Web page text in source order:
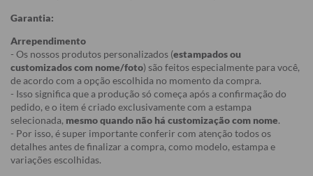
Garantia:
Arrependimento
- Os nossos produtos personalizados (estampados ou
customizados com nome/foto) são feitos especialmente para você,
de acordo com a opção escolhida no momento da compra.
- Isso significa que a produção só começa após a confirmação do
pedido, e o item é criado exclusivamente com a estampa
selecionada, mesmo quando não há customização com nome.
- Por isso, é super importante conferir com atenção todos os
detalhes antes de finalizar a compra, como modelo, estampa e
variações escolhidas.